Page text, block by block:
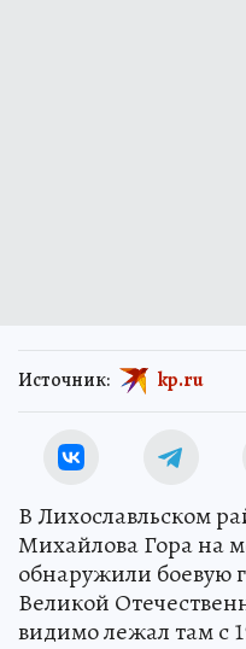
Источник: kp.ru
В Лихославльском
Михайлова Гора на
обнаружили боевую
Великой
видимо лежал там с